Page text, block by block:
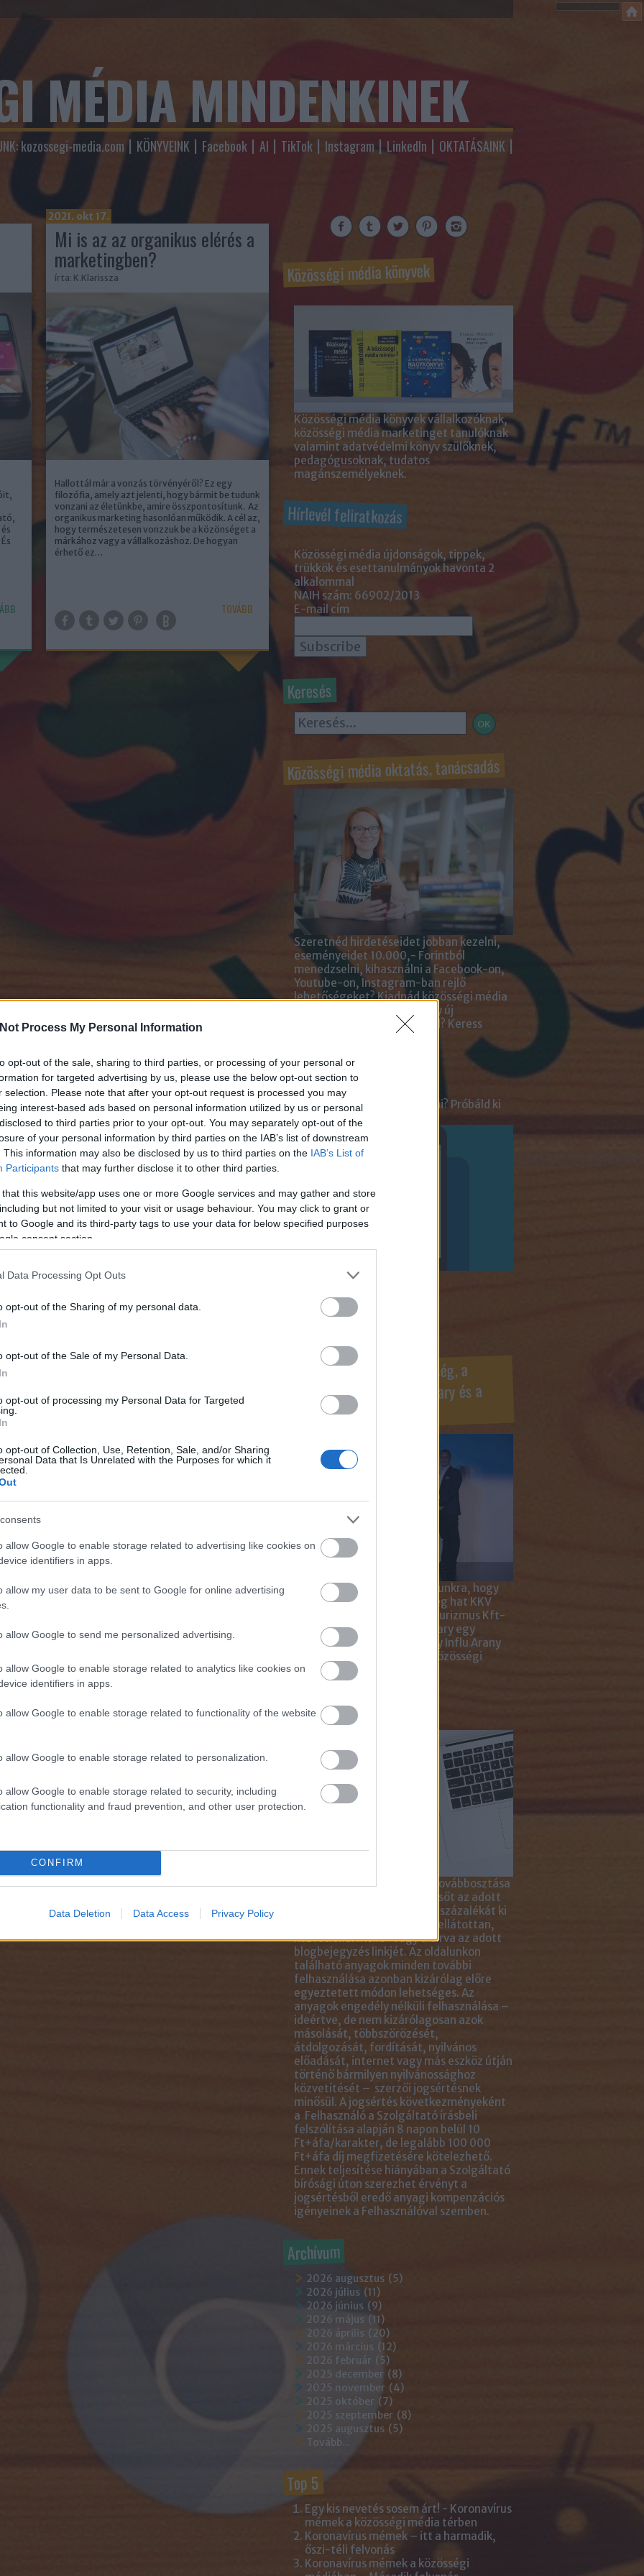
Process My Personal Information
opt-out of the sale, sharing to third parties, or processing of your personal or
for targeted advertising by us, please use the below opt-out section to
selection. Please note that after your opt-out request is processed you may
interest-based ads based on personal information utilized by us or personal
to third parties prior to your opt-out. You may separately opt-out of the
of your personal information by third parties on the IAB’s list of downstream
This information may also be disclosed by us to third parties on the IAB’s List of
Participants that may further disclose it to other third parties.
that this website/app uses one or more Google services and may gather and store
but not limited to your visit or usage behaviour. You may click to grant or
to Google and its third-party tags to use your data for below specified purposes
consent section.
Data Processing Opt Outs
opt-out of the Sharing of my personal data.
opt-out of the Sale of my Personal Data.
opt-out of processing my Personal Data for Targeted
opt-out of Collection, Use, Retention, Sale, and/or Sharing
Data that Is Unrelated with the Purposes for which it
allow Google to enable storage related to advertising like cookies on
identifiers in apps.
allow my user data to be sent to Google for online advertising
allow Google to send me personalized advertising.
allow Google to enable storage related to analytics like cookies on
identifiers in apps.
allow Google to enable storage related to functionality of the website
allow Google to enable storage related to personalization.
allow Google to enable storage related to security, including
functionality and fraud prevention, and other user protection.
CONFIRM
Data Deletion Data Access Privacy Policy
MÉDIA MINDENKINEK
kozossegi-media.com KÖNYVEINK Facebook AI TikTok Instagram LinkedIn OKTATÁSAINK
2021. okt 17.
Mi is az az organikus elérés a
marketingben?
írta: K.Klarissza
Hallottál már a vonzás törvényéről? Ez egy
filozófia, amely azt jelenti, hogy bármit be tudunk
vonzani az életünkbe, amire összpontosítunk. Az
organikus marketing hasonlóan működik. A cél az,
hogy természetesen vonzzuk be a közönséget a
márkához vagy a vállalkozáshoz. De hogyan
érhető ez…
TOVÁBB
a
kell
Közösségi média könyvek
Közösségi média könyvek vállalkozóknak,
közösségi média marketinget tanulóknak
valamint adatvédelmi könyv szülőknek,
pedagógusoknak, tudatos
magánszemélyeknek.
Hírlevél feliratkozás
Közösségi média újdonságok, tippek,
trükkök és esettanulmányok havonta 2
alkalommal
NAIH szám: 66902/2013
E-mail cím
Keresés
Közösségi média oktatás, tanácsadás
Szeretnéd hirdetéseidet jobban kezelni,
eseményeidet 10.000,- Forintból
menedzselni, kihasználni a Facebook-on,
Youtube-on, Instagram-ban rejlő
lehetőségeket? Kiadnád közösségi média
oldalai kezelését? Netán egy új
alkalmazásra van szükséged? Keress
Chatbot
Szeretnél velünk beszélgetni? Próbáld ki
Messenger Chatbotunkat!
Facebook oldaldoboz
Magyar Marketing Szövetség, a
KREATÍV, az Internet Hungary és a
turizmus szakma díjai
Nagy megtiszteltetés számunkra, hogy
Magyar Marketing Szövetség hat KKV
Marketing Gyémánt Díjjal, Turizmus Kft-
től 5 díjjal, az Internet Hungary egy
fődíjjal, a KREATÍV pedig egy Influ Arany
díjjal tüntette ki cégünket közösségi
média kampányaiért.
Így használd cikkeinket...
Az anyagok linkkel történő továbbosztása
természetesen lehetséges, sőt az adott
blogcikkben lévő tartalom 5 százalékát ki
is másolhatod idézőjelekkel ellátottan,
közvetlenül mellé- vagy aláírva az adott
blogbejegyzés linkjét. Az oldalunkon
található anyagok minden további
felhasználása azonban kizárólag előre
egyeztetett módon lehetséges. Az
anyagok engedély nélküli felhasználása –
ideértve, de nem kizárólagosan azok
másolását, többszörözését,
átdolgozását, fordítását, nyilvános
előadását, internet vagy más eszköz útján
történő bármilyen nyilvánossághoz
közvetítését – szerzői jogsértésnek
minősül. A jogsértés következményeként
a Felhasználó a Szolgáltató írásbeli
felszólítása alapján 8 napon belül 10
Ft+áfa/karakter, de legalább 100 000
Ft+áfa díj megfizetésére kötelezhető.
Ennek teljesítése hiányában a Szolgáltató
bírósági úton szerezhet érvényt a
jogsértésből eredő anyagi kompenzációs
igényeinek a Felhasználóval szemben.
Archívum
2026 augusztus (5)
2026 július (11)
2026 június (9)
2026 május (11)
2026 április (20)
2026 március (12)
2026 február (5)
2025 december (8)
2025 november (4)
2025 október (7)
2025 szeptember (8)
2025 augusztus (5)
Tovább...
Top 5
Egy kis nevetés sosem árt! - Koronavírus
mémek a közösségi média térben
Koronavírus mémek – itt a harmadik,
őszi-téli felvonás
Koronavírus mémek a közösségi